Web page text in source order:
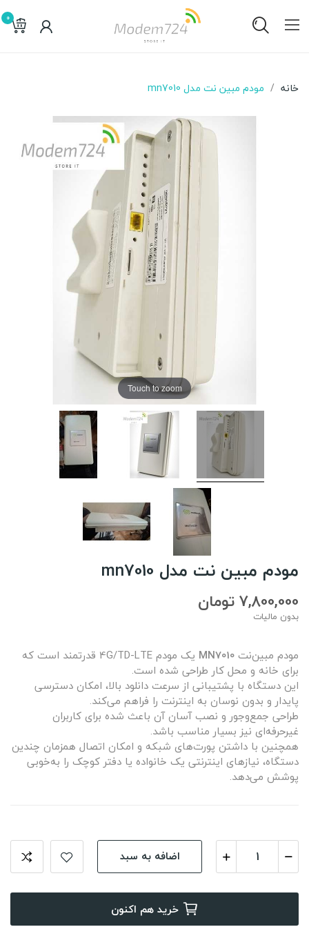
0
خانه مودم مبین نت مدل mn7010
Touch to zoom
مودم مبین نت مدل mn7010
7,800,000 تومان
بدون مالیات
مودم مبین‌نت MN7010
یک مودم 4G/TD-LTE قدرتمند است که
برای خانه و محل کار طراحی شده است.
این دستگاه با پشتیبانی از سرعت دانلود بالا، امکان دسترسی
پایدار و بدون نوسان به اینترنت را فراهم می‌کند.
طراحی جمع‌وجور و نصب آسان آن باعث شده برای کاربران
غیرحرفه‌ای نیز بسیار مناسب باشد.
همچنین با داشتن پورت‌های شبکه و امکان اتصال همزمان چندین
دستگاه، نیازهای اینترنتی یک خانواده یا دفتر کوچک را به‌خوبی
پوشش می‌دهد.
اضافه به سبد
خرید هم اکنون